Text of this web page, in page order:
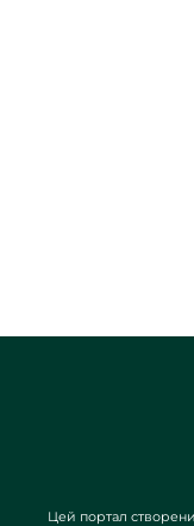
Цей портал